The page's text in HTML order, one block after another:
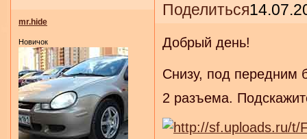
Поделиться
mr.hide
Новичок Добрый день!
Снизу, под передним
2 разъема.